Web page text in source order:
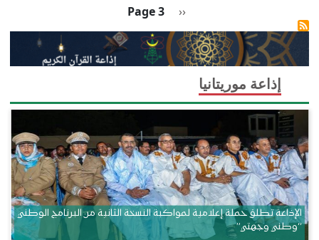
Previous page
‹‹
Page 3
إذاعة موريتانيا
الإذاعة تطلق حملة إعلامية لمواكبة النسخة الثانية من البرنامج الوطني
“وطني وجهتي”